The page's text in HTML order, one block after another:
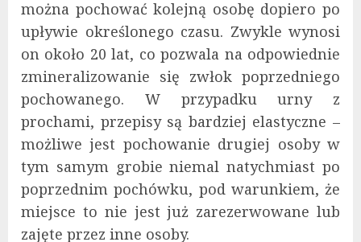
można pochować kolejną osobę dopiero po
upływie określonego czasu. Zwykle wynosi
on około 20 lat, co pozwala na odpowiednie
zmineralizowanie się zwłok poprzedniego
pochowanego. W przypadku urny z
prochami, przepisy są bardziej elastyczne –
możliwe jest pochowanie drugiej osoby w
tym samym grobie niemal natychmiast po
poprzednim pochówku, pod warunkiem, że
miejsce to nie jest już zarezerwowane lub
zajęte przez inne osoby.